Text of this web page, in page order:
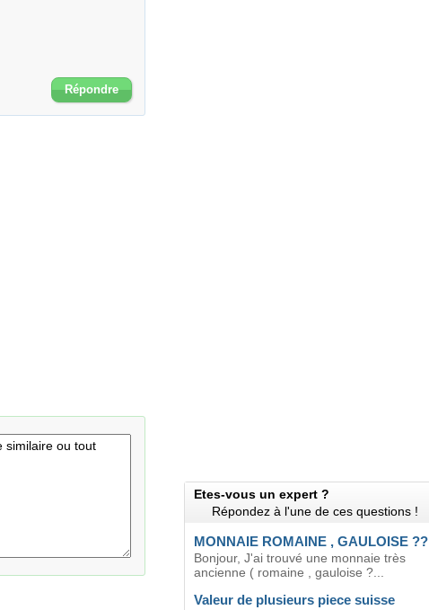
Répondre
Etes-vous un expert ?
Répondez à l'une de ces questions !
MONNAIE ROMAINE , GAULOISE ??
Bonjour, J'ai trouvé une monnaie très
ancienne ( romaine , gauloise ?...
Valeur de plusieurs piece suisse